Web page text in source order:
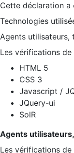
Cette déclaration a
Technologies
Agents utilisateurs,
Les vérifications
HTML 5
CSS 3
Javascript /
JQuery-ui
SolR
Agents
Les vérifications